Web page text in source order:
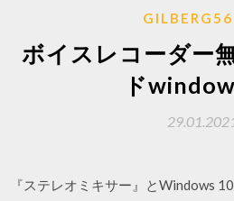
ボイスレコーダー
ド
『ステレオミキサー』とWindows